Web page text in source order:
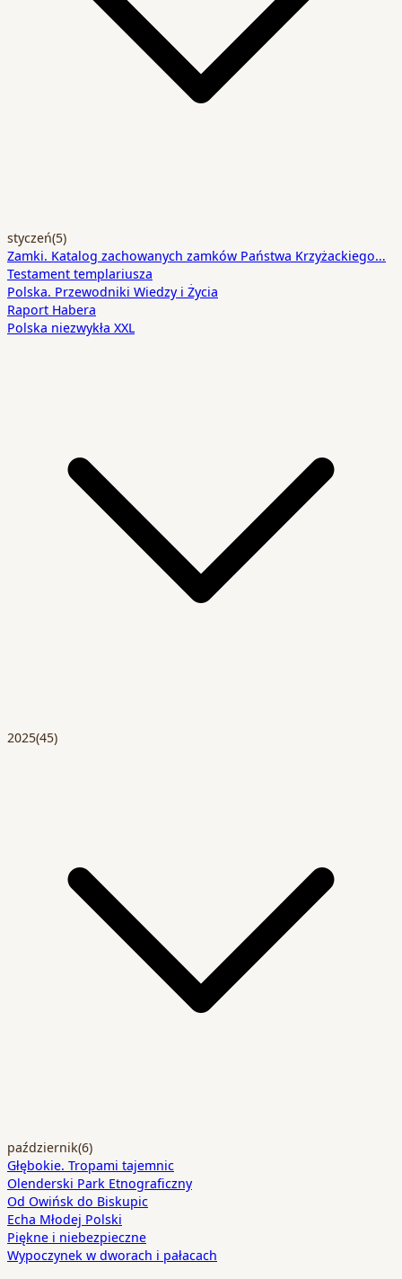
styczeń(5)
Zamki. Katalog zachowanych zamków Państwa Krzyżackiego…
Testament templariusza
Polska. Przewodniki Wiedzy i Życia
Raport Habera
Polska niezwykła XXL
2025(45)
październik(6)
Głębokie. Tropami tajemnic
Olenderski Park Etnograficzny
Od Owińsk do Biskupic
Echa Młodej Polski
Piękne i niebezpieczne
Wypoczynek w dworach i pałacach